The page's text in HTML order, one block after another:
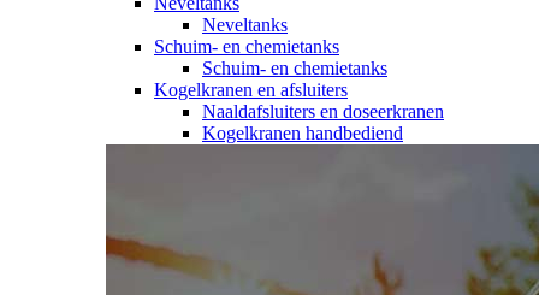
Neveltanks
Schuim- en chemietanks
Schuim- en chemietanks
Kogelkranen en afsluiters
Naaldafsluiters en doseerkranen
Kogelkranen handbediend